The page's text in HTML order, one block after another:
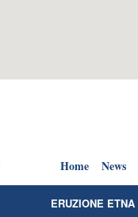
Home News
ERUZIONE ETNA